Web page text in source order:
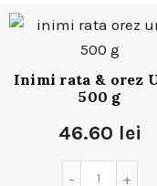
Inimi rata & orez
500 g
46.60 lei